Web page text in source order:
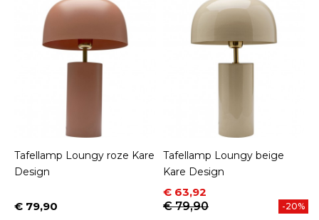
Tafellamp Loungy roze Kare
Design
Prijs
€ 79,90
Tafellamp Loungy beige
Kare Design
Prijs
€ 63,92
Normale prijs
€ 79,90
-20%